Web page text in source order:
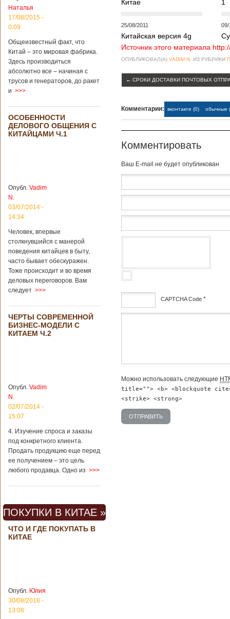
по добыче бирюзы
на территории
Синьцзян-
Уйгурского
района, что на
северо-западе
Китая. Об этом
сообщает
агентство Синьхуа,
ссылаясь на
институт
археологии и
культурных
реликвий. Площадь
километров.
Сообщается, что
функциональных
зон для
Подробнее...
Опубликовано
12/02/2019 - 10:40
Удивительные
для туристов
вещи в Китае
Традиции и
образ жизни
жителей Китая
существенно
европейского быта.
Мы собрали для
вас информацию о
вещах, которые
Пекине или
Шанхае терактов
Китай в этом
отношении
считается
государством. Но в
метрополитене
Шанхая или
Подробнее...
23/09/2018 - 13:07
В Китае
свет ребенок
через 4 года
после смерти
родителей
В Китае спустя 4
года после смерти
появился их
ребенок. Выносила
несколько
эмбрионов, так как
планировали
Наталья
17/08/2015 -
0:09
Общеизвестный факт, что
Китай – это мировая фабрика.
Здесь производиться
абсолютно все – начиная с
трусов и генераторов, до ракет
и >>>
ОСОБЕННОСТИ
ДЕЛОВОГО ОБЩЕНИЯ С
КИТАЙЦАМИ Ч.1
Опубл. Vadim
N.
03/07/2014 -
14:34
Человек, впервые
столкнувшийся с манерой
поведения китайцев в быту,
часто бывает обескуражен.
Тоже происходит и во время
деловых переговоров. Вам
следует >>>
ЧЕРТЫ СОВРЕМЕННОЙ
БИЗНЕС-МОДЕЛИ С
КИТАЕМ Ч.2
Опубл. Vadim
N.
02/07/2014 -
15:07
4. Изучение спроса и заказы
под конкретного клиента.
Продать продукцию еще перед
ее получением – это цель
любого продавца. Одно из >>>
ПОКУПКИ В КИТАЕ »
ЧТО И ГДЕ ПОКУПАТЬ В
КИТАЕ
Опубл. Юлия
30/08/2018 -
13:08
Китае
1
25/08/2011
Китайская версия 4g
09/
Источник этого материала
ОПУБЛИКОВАЛ(А) VADIM N. ИЗ РУБРИКИ
← СРОКИ ДОСТАВКИ ПОЧТОВЫХ
Комментарии: вконтакте (0) обычные
Комментировать
Baш E-mail не будет опубликован
CAPTCHA Code *
Можно использовать следующие
title=""> <b> <blockquote
<strike> <strong>